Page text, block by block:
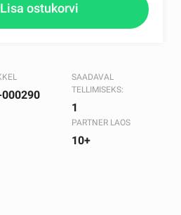
Lisa ostukorvi
SAADAVAL
TELLIMISEKS:
1
PARTNER LAOS
10+